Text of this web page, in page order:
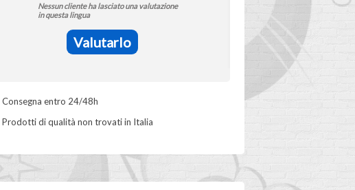
Nessun cliente ha lasciato una valutazione
in questa lingua
Valutarlo
Consegna entro 24/48h
Prodotti di qualità non trovati in Italia